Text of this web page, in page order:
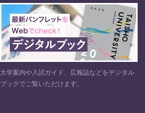
大学案内や入試ガイド、広報誌などをデジタル
ブックでご覧いただけます。